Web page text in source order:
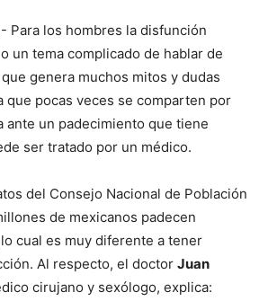
Para los hombres la disfunción
un tema complicado de hablar de
genera muchos mitos y dudas
que pocas veces se comparten por
ante un padecimiento que tiene
ser tratado por un médico.
del Consejo Nacional de Población
de mexicanos padecen
cual es muy diferente a tener
Al respecto, el doctor Juan
cirujano y sexólogo, explica: